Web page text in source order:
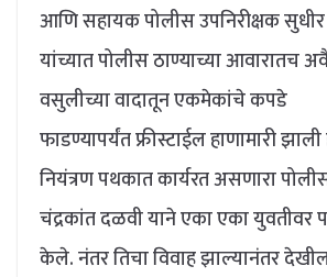
आणि सहायक पोलीस उपनिरीक्षक
यांच्यात पोलीस ठाण्याच्या आवारातच
वसुलीच्या वादातून एकमेकांचे कपडे
फाडण्यापर्यंत फ्रीस्टाईल हाणामारी
नियंत्रण पथकात कार्यरत असणारा
चंद्रकांत दळवी याने एका एका युवतीवर
केले. नंतर तिचा विवाह झाल्यानंतर